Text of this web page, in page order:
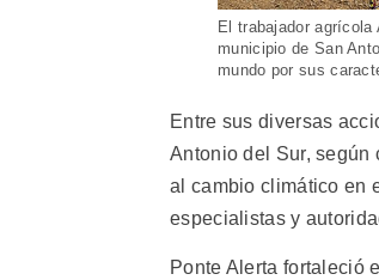
El trabajador
municipio de San
mundo por sus
Entre sus diversas
Antonio del Sur, según
al cambio climático en
especialistas y
Ponte Alerta fortaleció